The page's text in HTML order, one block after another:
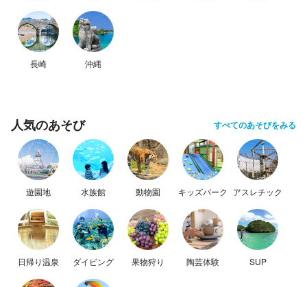
長崎 沖縄
人気のあそび すべてのあそびをみる
遊園地 水族館 動物園 キッズパーク アスレチック
日帰り温泉 ダイビング 果物狩り 陶芸体験 SUP